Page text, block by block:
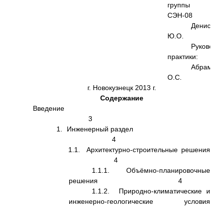
группы
СЭН-08
Ю.О.
практики:
О.С.
г. Новокузнецк 2013 г.
Содержание
Введение
3
1. Инженерный раздел
4
1.1. Архитектурно-строительные решения
4
1.1.1. Объёмно-планировочные
решения 4
1.1.2. Природно-климатические и
инженерно-геологические условия